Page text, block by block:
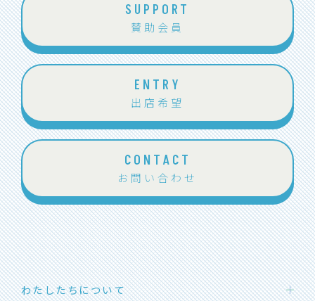
SUPPORT
賛助会員
ENTRY
出店希望
CONTACT
お問い合わせ
わたしたちについて